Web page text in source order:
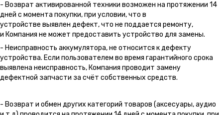
- Возврат активированной техники возможен на протяжении 14
дней с момента покупки, при условии, что в
устройстве выявлен дефект, что не поддается ремонту,
и Компания не может предоставить устройство для замены.
- Неисправность аккумулятора, не относится к дефекту
устройства. Если пользователем во время гарантийного срока
выявлена неисправность, Компания проводит замену
дефектной запчасти за счёт собственных средств.
- Возврат и обмен других категорий товаров (аксесуары, аудио